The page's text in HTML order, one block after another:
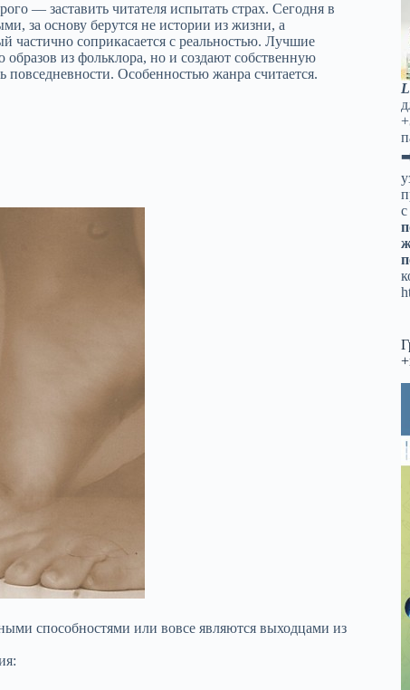
— заставить читателя испытать страх. Сегодня в
за основу берутся не истории из жизни, а
частично соприкасается с реальностью. Лучшие
из фольклора, но и создают собственную
Особенностью жанра считается.
способностями или вовсе являются выходцами из